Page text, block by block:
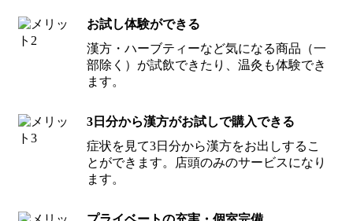
お試し体験ができる
漢方・ハーブティーなど気になる商品（一
部除く）が試飲できたり、温灸も体験でき
ます。
3日分から漢方がお試しで購入できる
症状を見て3日分から漢方をお出しするこ
とができます。店頭のみのサービスになり
ます。